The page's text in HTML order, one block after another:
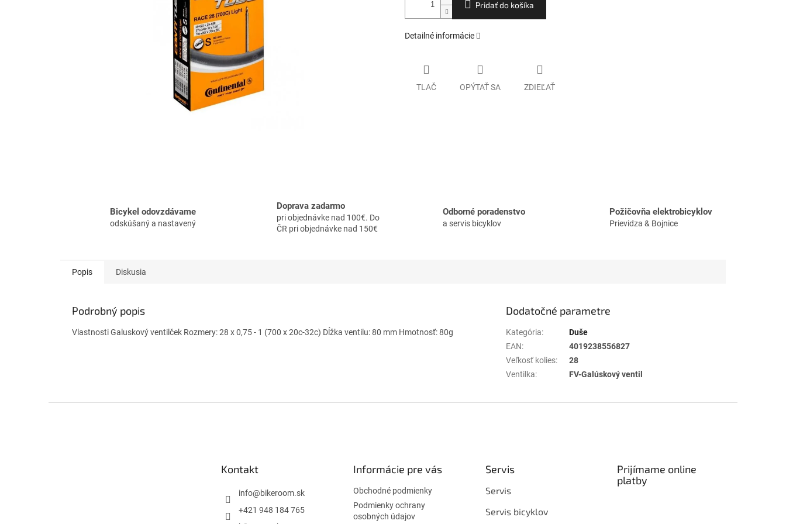
Pridať do košíka
Detailné informácie
TLAČ OPÝTAŤ SA ZDIEĽAŤ
Bicykel odovzdávame
odskúšaný a nastavený
Doprava zadarmo
pri objednávke nad 100€. Do
ČR pri objednávke nad 150€
Odborné poradenstvo
a servis bicyklov
Požičovňa elektrobicyklov
Prievidza & Bojnice
Popis Diskusia
Podrobný popis
Vlastnosti Galuskový ventilček Rozmery: 28 x 0,75 - 1 (700 x 20c-32c) Dĺžka ventilu: 80 mm Hmotnosť: 80g
Dodatočné parametre
Kategória:
Duše
EAN:
4019238556827
Veľkosť kolies:
28
Ventilka: FV-Galúskový ventil
Kontakt
info@bikeroom.sk
+421 948 184 765
Informácie pre vás
Obchodné podmienky
Podmienky ochrany
osobných údajov
Servis
Servis
Servis bicyklov
Prijímame online
platby